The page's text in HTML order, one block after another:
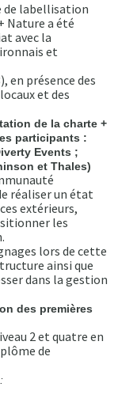
de labellisation
Nature a été
avec la
et
en présence des
et des
de la charte +
participants :
Events ;
et Thales)
réaliser un état
extérieurs,
les
lors de cette
ainsi que
dans la gestion
des premières
2 et quatre en
de